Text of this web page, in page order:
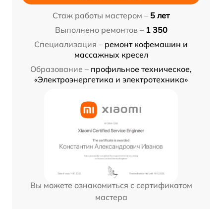
Стаж работы мастером – 5 лет
Выполнено ремонтов – 1 350
Специализация – ремонт кофемашин и
массажных кресел
Образование – профильное техническое,
«Электроэнергетика и электротехника»
Вы можете ознакомиться с сертификатом
мастера